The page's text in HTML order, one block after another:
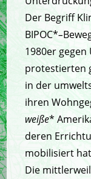
Der Begriff
BIPOC*–
1980er
protestierten
in der
ihren
weiße*
deren
mobilisiert
Die